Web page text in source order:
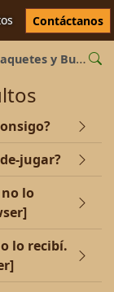
Contáctanos
y Bultos
jugar?
lo
lo recibí.